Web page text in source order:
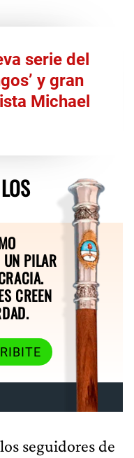
serie del
y gran
Michael
PILAR
CREEN
seguidores de